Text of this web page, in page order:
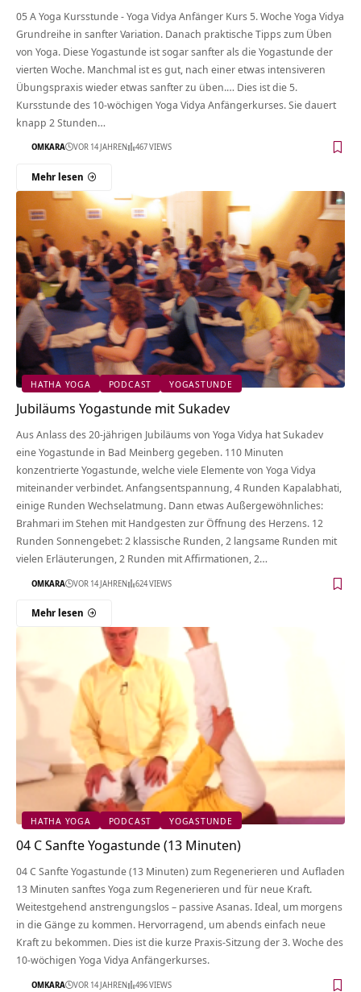
05 A Yoga Kursstunde - Yoga Vidya Anfänger Kurs 5. Woche Yoga Vidya
Grundreihe in sanfter Variation. Danach praktische Tipps zum Üben
von Yoga. Diese Yogastunde ist sogar sanfter als die Yogastunde der
vierten Woche. Manchmal ist es gut, nach einer etwas intensiveren
Übungspraxis wieder etwas sanfter zu üben.… Dies ist die 5.
Kursstunde des 10-wöchigen Yoga Vidya Anfängerkurses. Sie dauert
knapp 2 Stunden…
OMKARA VOR 14 JAHREN 467 VIEWS
Mehr lesen
HATHA YOGA PODCAST YOGASTUNDE
Jubiläums Yogastunde mit Sukadev
Aus Anlass des 20-jährigen Jubiläums von Yoga Vidya hat Sukadev
eine Yogastunde in Bad Meinberg gegeben. 110 Minuten
konzentrierte Yogastunde, welche viele Elemente von Yoga Vidya
miteinander verbindet. Anfangsentspannung, 4 Runden Kapalabhati,
einige Runden Wechselatmung. Dann etwas Außergewöhnliches:
Brahmari im Stehen mit Handgesten zur Öffnung des Herzens. 12
Runden Sonnengebet: 2 klassische Runden, 2 langsame Runden mit
vielen Erläuterungen, 2 Runden mit Affirmationen, 2…
OMKARA VOR 14 JAHREN 624 VIEWS
Mehr lesen
HATHA YOGA PODCAST YOGASTUNDE
04 C Sanfte Yogastunde (13 Minuten)
04 C Sanfte Yogastunde (13 Minuten) zum Regenerieren und Aufladen
13 Minuten sanftes Yoga zum Regenerieren und für neue Kraft.
Weitestgehend anstrengungslos – passive Asanas. Ideal, um morgens
in die Gänge zu kommen. Hervorragend, um abends einfach neue
Kraft zu bekommen. Dies ist die kurze Praxis-Sitzung der 3. Woche des
10-wöchigen Yoga Vidya Anfängerkurses.
OMKARA VOR 14 JAHREN 496 VIEWS